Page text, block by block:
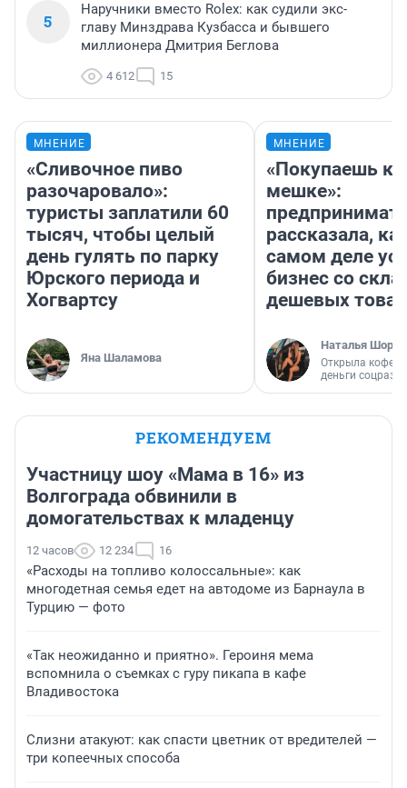
5
Наручники вместо Rolex: как судили экс-
главу Минздрава Кузбасса и бывшего
миллионера Дмитрия Беглова
4 612 15
МНЕНИЕ
«Сливочное пиво
разочаровало»:
туристы заплатили 60
тысяч, чтобы целый
день гулять по парку
Юрского периода и
Хогвартсу
Яна Шаламова
МНЕНИЕ
«Покупаешь
мешке»:
рассказала,
самом деле
бизнес со
дешевых
Наталья
Открыла
деньги
РЕКОМЕНДУЕМ
Участницу шоу «Мама в 16» из
Волгограда обвинили в
домогательствах к младенцу
12 часов 12 234 16
«Расходы на топливо колоссальные»: как
многодетная семья едет на автодоме из Барнаула в
Турцию — фото
«Так неожиданно и приятно». Героиня мема
вспомнила о съемках с гуру пикапа в кафе
Владивостока
Слизни атакуют: как спасти цветник от вредителей —
три копеечных способа